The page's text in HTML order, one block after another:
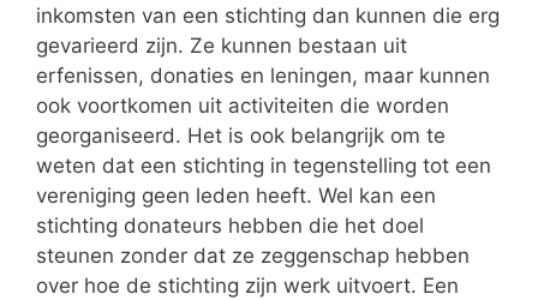
inkomsten van een stichting dan kunnen die erg
gevarieerd zijn. Ze kunnen bestaan uit
erfenissen, donaties en leningen, maar kunnen
ook voortkomen uit activiteiten die worden
georganiseerd. Het is ook belangrijk om te
weten dat een stichting in tegenstelling tot een
vereniging geen leden heeft. Wel kan een
stichting donateurs hebben die het doel
steunen zonder dat ze zeggenschap hebben
over hoe de stichting zijn werk uitvoert. Een